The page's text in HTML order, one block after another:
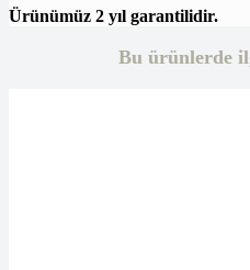
Ürünümüz 2 yıl garantilidir.
Bu ürünlerde